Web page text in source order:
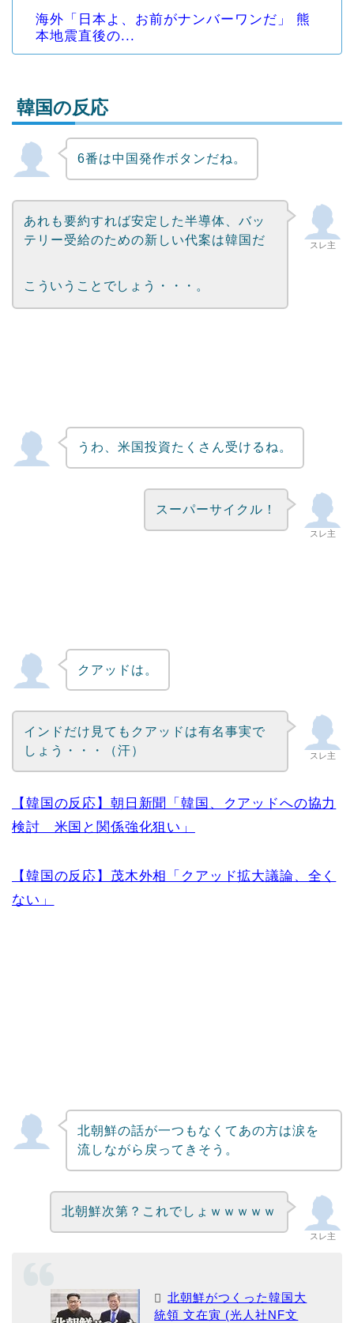
海外「日本よ、お前がナンバーワンだ」 熊
本地震直後の...
Powered by livedoor 相互RSS
韓国の反応
6番は中国発作ボタンだね。
スレ主
あれも要約すれば安定した半導体、バッ
テリー受給のための新しい代案は韓国だ
こういうことでしょう・・・。
うわ、米国投資たくさん受けるね。
スレ主
スーパーサイクル！
クアッドは。
スレ主
インドだけ見てもクアッドは有名事実で
しょう・・・（汗）
【韓国の反応】朝日新聞「韓国、クアッドへの協力
検討 米国と関係強化狙い」
【韓国の反応】茂木外相「クアッド拡大議論、全く
ない」
北朝鮮の話が一つもなくてあの方は涙を
流しながら戻ってきそう。
スレ主
北朝鮮次第？これでしょｗｗｗｗｗ
北朝鮮がつくった韓国大
統領 文在寅 (光人社NF文